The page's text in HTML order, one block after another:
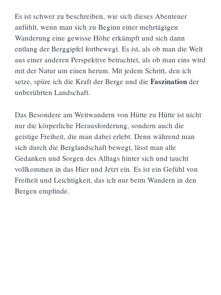
Es ist schwer zu beschreiben, wie sich dieses Abenteuer
anfühlt, wenn man sich zu Beginn einer mehrtägigen
Wanderung eine gewisse Höhe erkämpft und sich dann
entlang der Berggipfel fortbewegt. Es ist, als ob man die Welt
aus einer anderen Perspektive betrachtet, als ob man eins wird
mit der Natur um einen herum. Mit jedem Schritt, den ich
setze, spüre ich die Kraft der Berge und die Faszination der
unberührten Landschaft.
Das Besondere am Weitwandern von Hütte zu Hütte ist nicht
nur die körperliche Herausforderung, sondern auch die
geistige Freiheit, die man dabei erlebt. Denn während man
sich durch die Berglandschaft bewegt, lässt man alle
Gedanken und Sorgen des Alltags hinter sich und taucht
vollkommen in das Hier und Jetzt ein. Es ist ein Gefühl von
Freiheit und Leichtigkeit, das ich nur beim Wandern in den
Bergen empfinde.